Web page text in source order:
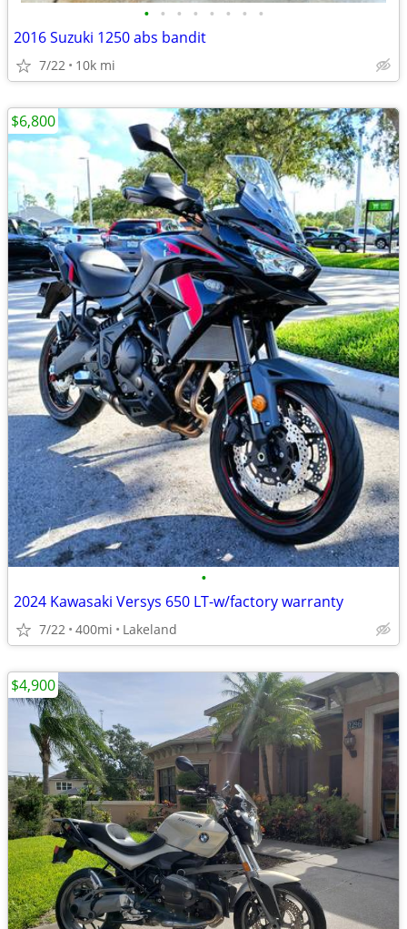
• • • • • • • •
2016 Suzuki 1250 abs bandit
7/22 10k mi
•
2024 Kawasaki Versys 650 LT-w/factory warranty
7/22 400mi Lakeland
$6,800
$4,900